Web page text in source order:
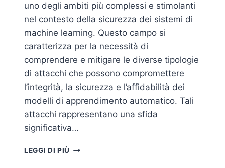
uno degli ambiti più complessi e stimolanti
nel contesto della sicurezza dei sistemi di
machine learning. Questo campo si
caratterizza per la necessità di
comprendere e mitigare le diverse tipologie
di attacchi che possono compromettere
l’integrità, la sicurezza e l’affidabilità dei
modelli di apprendimento automatico. Tali
attacchi rappresentano una sfida
significativa…
LEGGI DI PIÙ ADVERSARIAL